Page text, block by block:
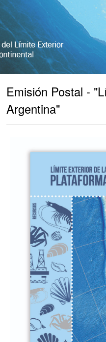
Emisión Postal -
Argentina"